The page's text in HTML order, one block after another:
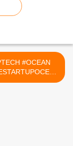
#OCEAN
: